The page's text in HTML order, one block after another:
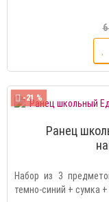
6
-21 %
Ранец
​Набор из 3
темно-синий + сумка